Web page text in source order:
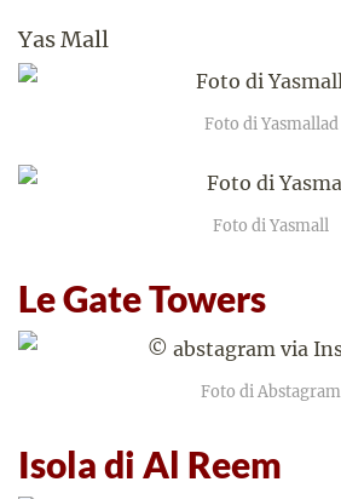
Yas Mall
Foto di Yasmallad
Foto di Yasmall
Le Gate Towers
Foto di Abstagram
Isola di Al Reem